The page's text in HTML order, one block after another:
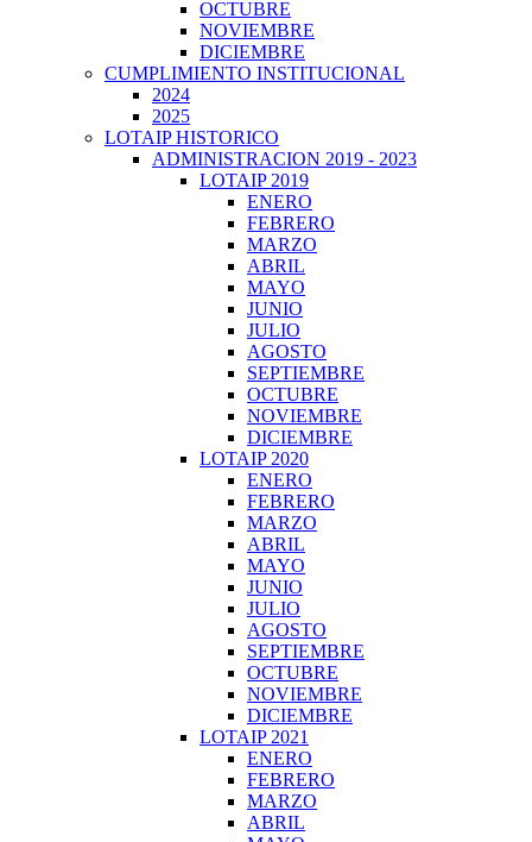
OCTUBRE
NOVIEMBRE
DICIEMBRE
CUMPLIMIENTO INSTITUCIONAL
2024
2025
LOTAIP HISTORICO
ADMINISTRACION 2019 - 2023
LOTAIP 2019
ENERO
FEBRERO
MARZO
ABRIL
MAYO
JUNIO
JULIO
AGOSTO
SEPTIEMBRE
OCTUBRE
NOVIEMBRE
DICIEMBRE
LOTAIP 2020
ENERO
FEBRERO
MARZO
ABRIL
MAYO
JUNIO
JULIO
AGOSTO
SEPTIEMBRE
OCTUBRE
NOVIEMBRE
DICIEMBRE
LOTAIP 2021
ENERO
FEBRERO
MARZO
ABRIL